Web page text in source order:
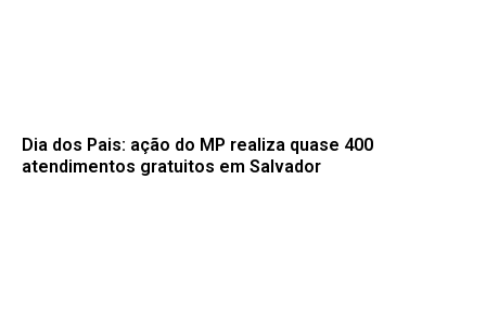
Dia dos Pais: ação do MP realiza quase 400
atendimentos gratuitos em Salvador